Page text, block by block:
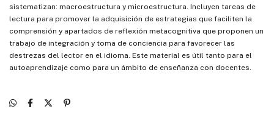
sistematizan: macroestructura y microestructura. Incluyen tareas de
lectura para promover la adquisición de estrategias que faciliten la
comprensión y apartados de reflexión metacognitiva que proponen un
trabajo de integración y toma de conciencia para favorecer las
destrezas del lector en el idioma. Este material es útil tanto para el
autoaprendizaje como para un ámbito de enseñanza con docentes.